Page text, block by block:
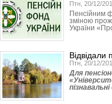
Птн, 20/12/
Пенсійним
зміною
України
Відвідали
Птн, 20/12/
Для
пізнавальні